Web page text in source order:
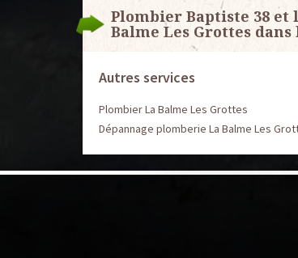
Plombier Baptiste 38
Balme Les Grottes dans
Autres services
Plombier La Balme Les Grottes
Dépannage plomberie La Balme Les